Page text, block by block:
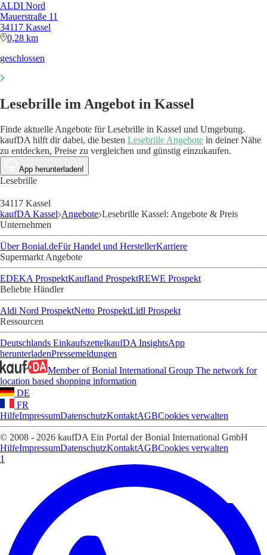
ALDI Nord
Mauerstraße 11
34117 Kassel
0,28 km
geschlossen
Lesebrille im Angebot in Kassel
Finde aktuelle Angebote für Lesebrille in Kassel und Umgebung.
kaufDA hilft dir dabei, die besten Lesebrille Angebote in deiner Nähe
zu entdecken, Preise zu vergleichen und günstig einzukaufen.
App herunterladen!
Lesebrille
34117 Kassel
kaufDA Kassel Angebote Lesebrille Kassel: Angebote & Preis
Unternehmen
Über Bonial.deFür Handel und HerstellerKarriere
Supermarkt Angebote
EDEKA ProspektKaufland ProspektREWE Prospekt
Beliebte Händler
Aldi Nord ProspektNetto ProspektLidl Prospekt
Ressourcen
Deutschlands EinkaufszettelkaufDA InsightsApp
herunterladenPressemeldungen
Member of Bonial International Group The network for
location based shopping information
DE
FR
HilfeImpressumDatenschutzKontaktAGBCookies verwalten
© 2008 - 2026 kaufDA Ein Portal der Bonial International GmbH
HilfeImpressumDatenschutzKontaktAGBCookies verwalten
1